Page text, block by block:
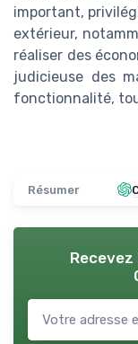
important,
extérieur,
réaliser des
judicieuse des
fonctionnalité,
Résumer